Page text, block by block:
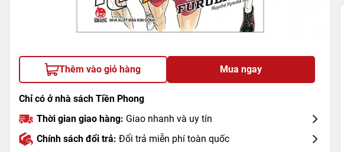
Thêm vào giỏ hàng Mua ngay
Chỉ có ở nhà sách Tiền Phong
Thời gian giao hàng: Giao nhanh và uy tín
Chính sách đổi trả: Đổi trả miễn phí toàn quốc